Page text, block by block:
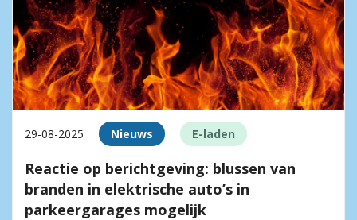
29-08-2025 Nieuws E-laden
Reactie op berichtgeving: blussen van
branden in elektrische auto’s in
parkeergarages mogelijk